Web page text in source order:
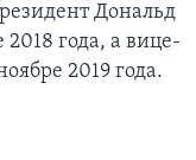
Дональд
2018 года, а вице-
2019 года.